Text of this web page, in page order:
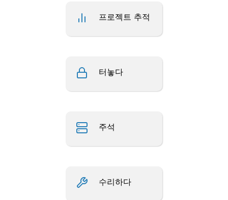
프로젝트 추적
터놓다
주석
수리하다